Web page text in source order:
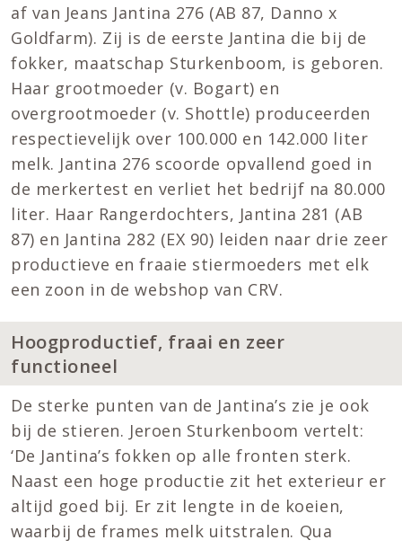
af van Jeans Jantina 276 (AB 87, Danno x
Goldfarm). Zij is de eerste Jantina die bij de
fokker, maatschap Sturkenboom, is geboren.
Haar grootmoeder (v. Bogart) en
overgrootmoeder (v. Shottle) produceerden
respectievelijk over 100.000 en 142.000 liter
melk. Jantina 276 scoorde opvallend goed in
de merkertest en verliet het bedrijf na 80.000
liter. Haar Rangerdochters, Jantina 281 (AB
87) en Jantina 282 (EX 90) leiden naar drie zeer
productieve en fraaie stiermoeders met elk
een zoon in de webshop van CRV.
Hoogproductief, fraai en zeer
functioneel
De sterke punten van de Jantina’s zie je ook
bij de stieren. Jeroen Sturkenboom vertelt:
‘De Jantina’s fokken op alle fronten sterk.
Naast een hoge productie zit het exterieur er
altijd goed bij. Er zit lengte in de koeien,
waarbij de frames melk uitstralen. Qua